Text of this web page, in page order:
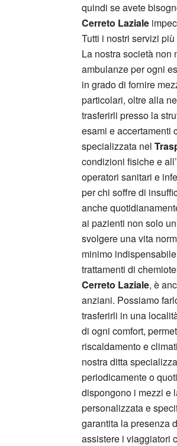
quindi se avete
Cerreto Laziale
Tutti i nostri servizi
La nostra società non
ambulanze per ogni
in grado di fornire
particolari, oltre alla
trasferirli presso la
esami e accertamenti
specializzata nel
condizioni fisiche e
operatori sanitari e
per chi soffre di
anche
ai pazienti non solo
svolgere una vita
minimo
trattamenti di
Cerreto Laziale, è
anziani. Possiamo
trasferirli in una
di ogni comfort,
riscaldamento e
nostra ditta
periodicamente o
dispongono i mezzi e
personalizzata e
garantita la presenza
assistere i viaggiatori